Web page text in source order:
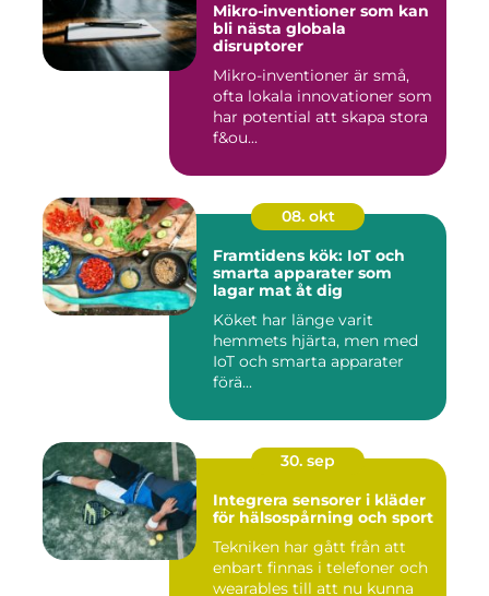
Mikro-inventioner som kan
bli nästa globala
disruptorer
Mikro-inventioner är små,
ofta lokala innovationer som
har potential att skapa stora
f&ou...
08. okt
Framtidens kök: IoT och
smarta apparater som
lagar mat åt dig
Köket har länge varit
hemmets hjärta, men med
IoT och smarta apparater
förä...
30. sep
Integrera sensorer i kläder
för hälsospårning och sport
Tekniken har gått från att
enbart finnas i telefoner och
wearables till att nu kunna